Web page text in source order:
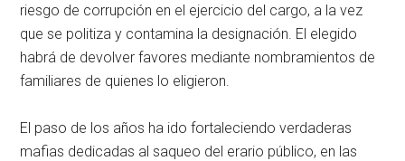
riesgo de corrupción en el ejercicio del cargo, a la vez
que se politiza y contamina la designación. El elegido
habrá de devolver favores mediante nombramientos de
familiares de quienes lo eligieron.
El paso de los años ha ido fortaleciendo verdaderas
mafias dedicadas al saqueo del erario público, en las